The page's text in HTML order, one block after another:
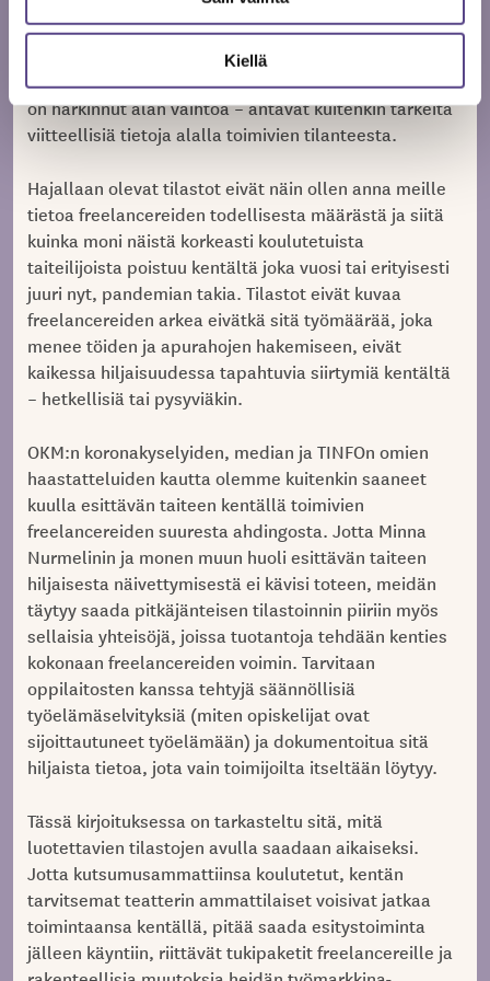
Kiellä
Saadut kyselyvastaukset – kuten se, että 22–32
prosenttia viimeisimmän barometriin vastanneista
sirkus-, näyttämö- ja tanssialoilla työskentelevistä,
on harkinnut alan vaihtoa – antavat kuitenkin tärkeitä
viitteellisiä tietoja alalla toimivien tilanteesta.
Hajallaan olevat tilastot eivät näin ollen anna meille
tietoa freelancereiden todellisesta määrästä ja siitä
kuinka moni näistä korkeasti koulutetuista
taiteilijoista poistuu kentältä joka vuosi tai erityisesti
juuri nyt, pandemian takia. Tilastot eivät kuvaa
freelancereiden arkea eivätkä sitä työmäärää, joka
menee töiden ja apurahojen hakemiseen, eivät
kaikessa hiljaisuudessa tapahtuvia siirtymiä kentältä
– hetkellisiä tai pysyviäkin.
OKM:n koronakyselyiden, median ja TINFOn omien
haastatteluiden kautta olemme kuitenkin saaneet
kuulla esittävän taiteen kentällä toimivien
freelancereiden suuresta ahdingosta. Jotta Minna
Nurmelinin ja monen muun huoli esittävän taiteen
hiljaisesta näivettymisestä ei kävisi toteen, meidän
täytyy saada pitkäjänteisen tilastoinnin piiriin myös
sellaisia yhteisöjä, joissa tuotantoja tehdään kenties
kokonaan freelancereiden voimin. Tarvitaan
oppilaitosten kanssa tehtyjä säännöllisiä
työelämäselvityksiä (miten opiskelijat ovat
sijoittautuneet työelämään) ja dokumentoitua sitä
hiljaista tietoa, jota vain toimijoilta itseltään löytyy.
Tässä kirjoituksessa on tarkasteltu sitä, mitä
luotettavien tilastojen avulla saadaan aikaiseksi.
Jotta kutsumusammattiinsa koulutetut, kentän
tarvitsemat teatterin ammattilaiset voisivat jatkaa
toimintaansa kentällä, pitää saada esitystoiminta
jälleen käyntiin, riittävät tukipaketit freelancereille ja